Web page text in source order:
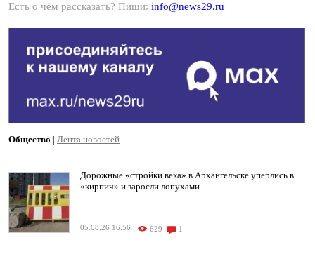
Есть о чём рассказать? Пиши: info@news29.ru
Общество | Лента новостей
Дорожные «стройки века» в Архангельске уперлись в
«кирпич» и заросли лопухами
05.08.26 16:56 629 1